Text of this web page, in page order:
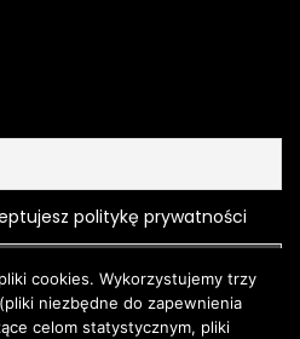
politykę prywatności
cookies. Wykorzystujemy trzy
niezbędne do zapewnienia
celom statystycznym, pliki